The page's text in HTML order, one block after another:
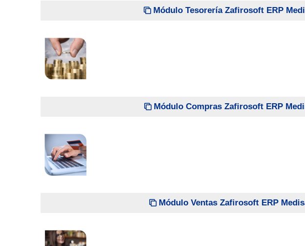
Módulo Tesorería Zafirosoft ERP
Módulo Compras Zafirosoft ERP
Módulo Ventas Zafirosoft ERP